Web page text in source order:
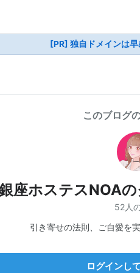
[PR] 独自ドメインは
このブログ
座ホステスNOA
52人
引き寄せの法則、ご自愛を
ログインし